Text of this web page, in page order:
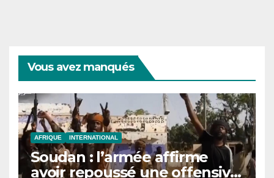
Vous avez manqués
AFRIQUE INTERNATIONAL
Soudan : l’armée affirme
avoir repoussé une offensive